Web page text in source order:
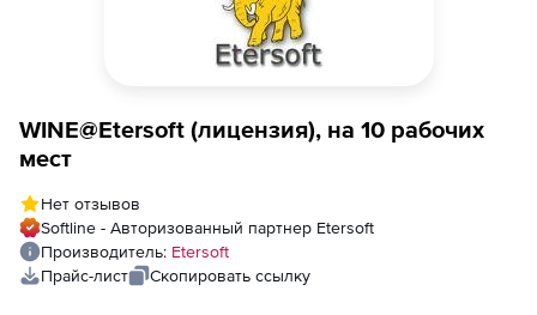
WINE@Etersoft (лицензия), на 10 рабочих
мест
Нет отзывов
Softline - Авторизованный партнер Etersoft
Производитель: Etersoft
Прайс-лист
Скопировать ссылку